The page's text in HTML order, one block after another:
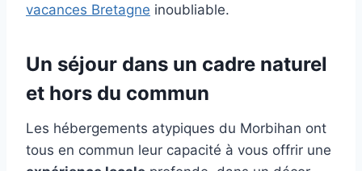
vacances Bretagne inoubliable.
Un séjour dans un cadre naturel
et hors du commun
Les hébergements atypiques du Morbihan ont
tous en commun leur capacité à vous offrir une